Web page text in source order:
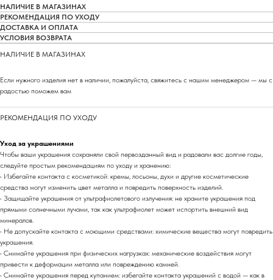
НАЛИЧИЕ В МАГАЗИНАХ
РЕКОМЕНДАЦИЯ ПО УХОДУ
ДОСТАВКА И ОПЛАТА
УСЛОВИЯ ВОЗВРАТА
НАЛИЧИЕ В МАГАЗИНАХ
Если нужного изделия нет в наличии, пожалуйста, свяжитесь с нашим менеджером — мы с
радостью поможем вам
РЕКОМЕНДАЦИЯ ПО УХОДУ
Уход за украшениями
Чтобы ваши украшения сохраняли свой первозданный вид и радовали вас долгие годы,
следуйте простым рекомендациям по уходу и хранению:
• Избегайте контакта с косметикой: кремы, лосьоны, духи и другие косметические
средства могут изменить цвет металла и повредить поверхность изделий.
• Защищайте украшения от ультрафиолетового излучения: не храните украшения под
прямыми солнечными лучами, так как ультрафиолет может испортить внешний вид
минералов.
• Не допускайте контакта с моющими средствами: химические вещества могут повредить
украшения.
• Снимайте украшения при физических нагрузках: механические воздействия могут
привести к деформации металла или повреждению камней.
• Снимайте украшения перед купанием: избегайте контакта украшений с водой — как в